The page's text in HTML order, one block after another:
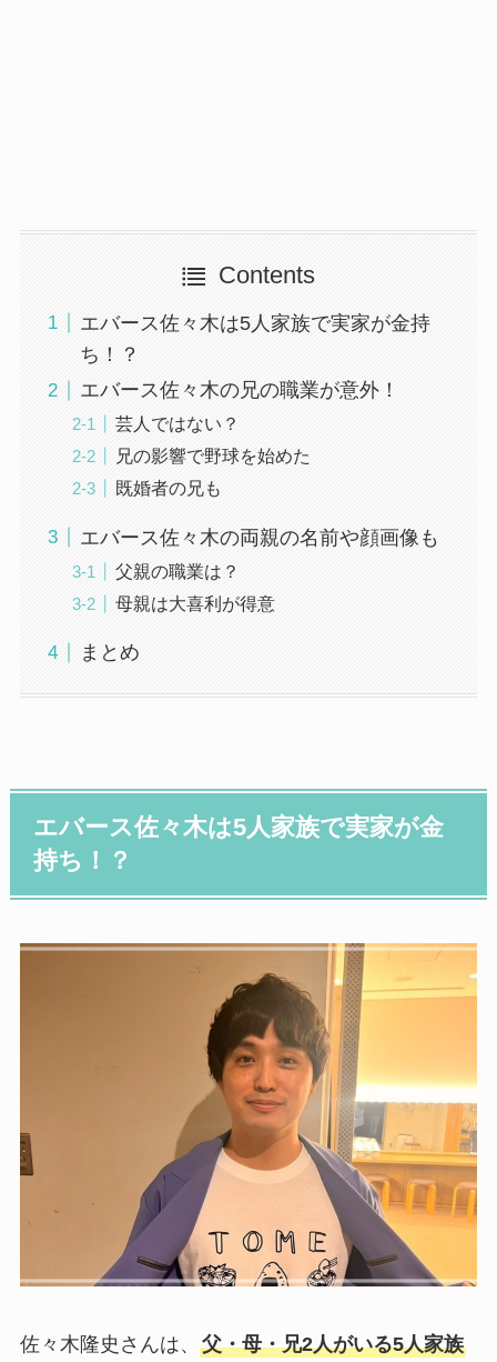
Contents
エバース佐々木は5人家族で実家が金持
ち！？
エバース佐々木の兄の職業が意外！
芸人ではない？
兄の影響で野球を始めた
既婚者の兄も
エバース佐々木の両親の名前や顔画像も
父親の職業は？
母親は大喜利が得意
まとめ
エバース佐々木は5人家族で実家が金
持ち！？
佐々木隆史さんは、 父・母・兄2人がいる5人家族